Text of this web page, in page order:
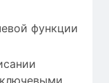
функции